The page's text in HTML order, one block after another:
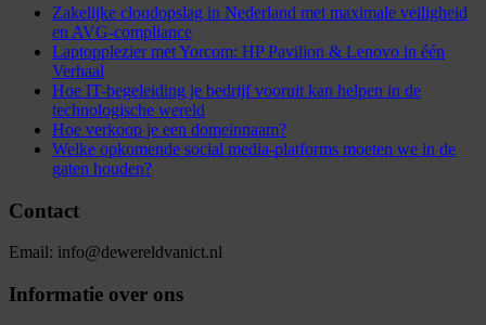
Zakelijke cloudopslag in Nederland met maximale veiligheid
en AVG-compliance
Laptopplezier met Yorcom: HP Pavilion & Lenovo in één
Verhaal
Hoe IT-begeleiding je bedrijf vooruit kan helpen in de
technologische wereld
Hoe verkoop je een domeinnaam?
Welke opkomende social media-platforms moeten we in de
gaten houden?
Contact
Email: info@dewereldvanict.nl
Informatie over ons